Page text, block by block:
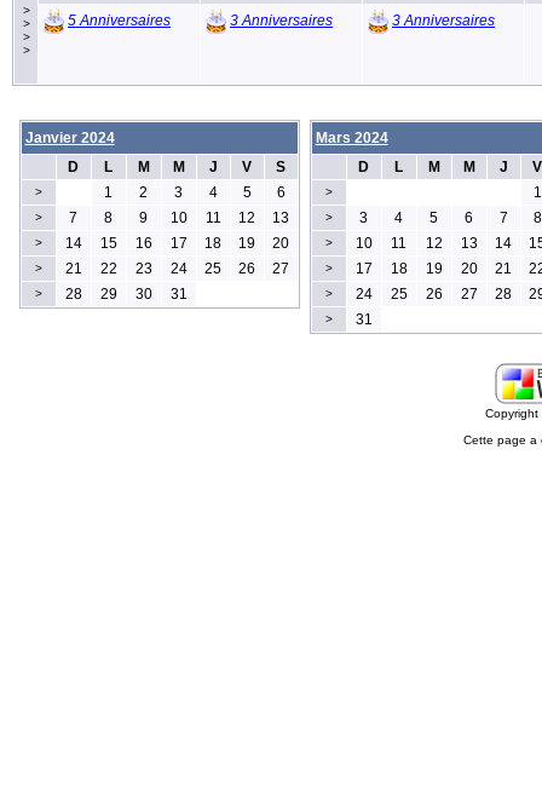
>
>
>
>
5 Anniversaires
3 Anniversaires
3 Anniversaires
Janvier 2024
D
L M M J V S
> 1 2 3 4 5 6
> 7 8 9 10 11 12 13
> 14 15 16 17 18 19 20
> 21 22 23 24 25 26 27
> 28 29 30 31
Mars 2024
D
L M M J V
> 1
> 3 4 5 6 7 8
> 10 11 12 13 14
> 17 18 19 20 21
> 24 25 26 27 28
> 31
Cette page a